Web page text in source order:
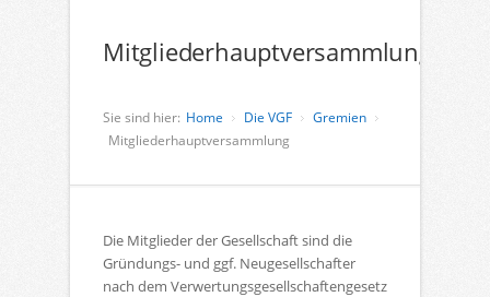
Mitgliederhauptversammlung
Sie sind hier: Home Die VGF
Gremien
Mitgliederhauptversammlung
Die Mitglieder der Gesellschaft sind die
Gründungs- und ggf. Neugesellschafter
nach dem Verwertungsgesellschaftengesetz